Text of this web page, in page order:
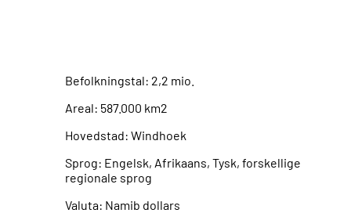
Befolkningstal: 2,2 mio.
Areal: 587.000 km2
Hovedstad: Windhoek
Sprog: Engelsk, Afrikaans, Tysk, forskellige
regionale sprog
Valuta: Namib dollars